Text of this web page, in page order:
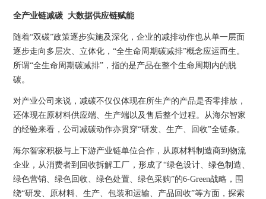
全产业链减碳 大数据供应链赋能
随着“双碳”政策逐步实施及深化，企业的减排动作也从单一层面
逐步走向多层次、立体化，“全生命周期碳减排”概念应运而生。
所谓“全生命周期碳减排”，指的是产品在整个生命周期内的脱
碳。
对产业公司来说，减碳不仅仅体现在所生产的产品是否零排放，
还体现在原材料供应端、生产端以及售后整个过程。从海尔智家
的经验来看，公司减碳动作亦贯穿“研发、生产、回收”全链条。
海尔智家积极与上下游产业链单位合作，从原材料制造商到物流
企业，从消费者到回收拆解工厂 ，形成了“绿色设计、绿色制造、
绿色营销、绿色回收、绿色处置、绿色采购”的6-Green战略，围
绕“研发、原材料、生产、包装和运输、产品回收”等方面，探索